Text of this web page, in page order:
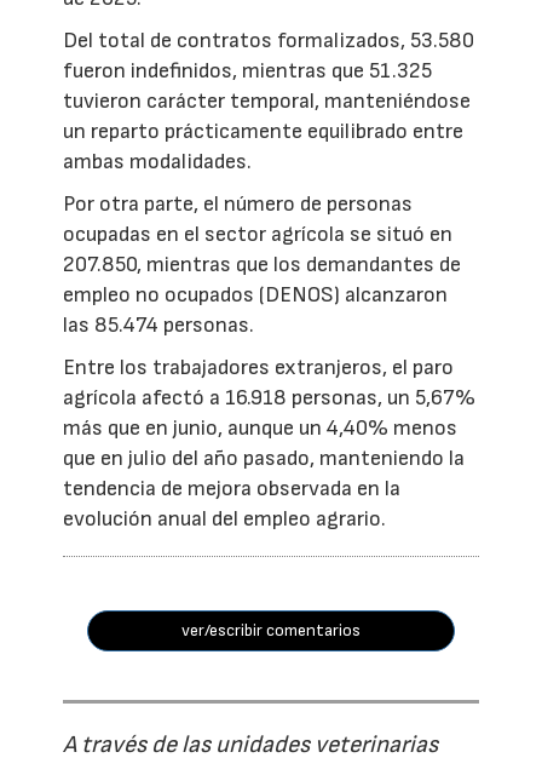
Del total de contratos formalizados, 53.580
fueron indefinidos, mientras que 51.325
tuvieron carácter temporal, manteniéndose
un reparto prácticamente equilibrado entre
ambas modalidades.
Por otra parte, el número de personas
ocupadas en el sector agrícola se situó en
207.850, mientras que los demandantes de
empleo no ocupados (DENOS) alcanzaron
las 85.474 personas.
Entre los trabajadores extranjeros, el paro
agrícola afectó a 16.918 personas, un 5,67%
más que en junio, aunque un 4,40% menos
que en julio del año pasado, manteniendo la
tendencia de mejora observada en la
evolución anual del empleo agrario.
ver/escribir comentarios
A través de las unidades veterinarias